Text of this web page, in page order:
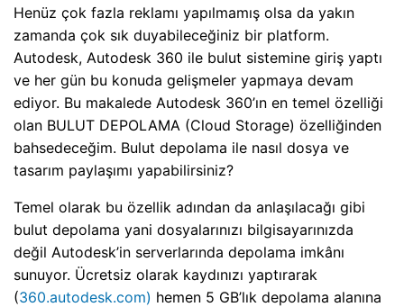
Henüz çok fazla reklamı yapılmamış olsa da yakın
zamanda çok sık duyabileceğiniz bir platform.
Autodesk, Autodesk 360 ile bulut sistemine giriş yaptı
ve her gün bu konuda gelişmeler yapmaya devam
ediyor. Bu makalede Autodesk 360’ın en temel özelliği
olan BULUT DEPOLAMA (Cloud Storage) özelliğinden
bahsedeceğim. Bulut depolama ile nasıl dosya ve
tasarım paylaşımı yapabilirsiniz?
Temel olarak bu özellik adından da anlaşılacağı gibi
bulut depolama yani dosyalarınızı bilgisayarınızda
değil Autodesk’in serverlarında depolama imkânı
sunuyor. Ücretsiz olarak kaydınızı yaptırarak
(360.autodesk.com) hemen 5 GB’lık depolama alanına